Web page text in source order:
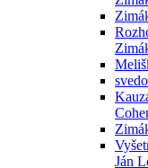
Ján